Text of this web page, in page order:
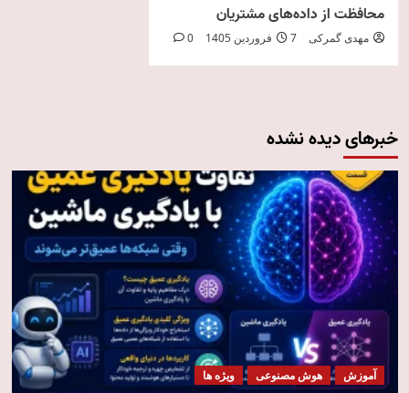
محافظت از داده‌های مشتریان
مهدی گمرکی 7 فروردین 1405 0
خبرهای دیده نشده
آموزش هوش مصنوعی ویژه ها